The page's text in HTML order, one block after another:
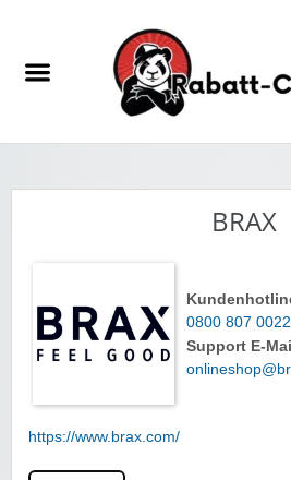
BRAX
0800 807 0022
Support E-
https://www.brax.com/